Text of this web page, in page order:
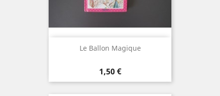
Le Ballon Magique
Prix
1,50 €